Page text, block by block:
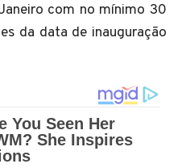
com no mínimo 30
da data de inauguração